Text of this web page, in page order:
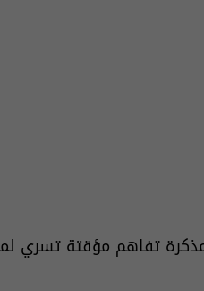
تسري لمدة 60 يوما قابلة للتمديد، وتشمل